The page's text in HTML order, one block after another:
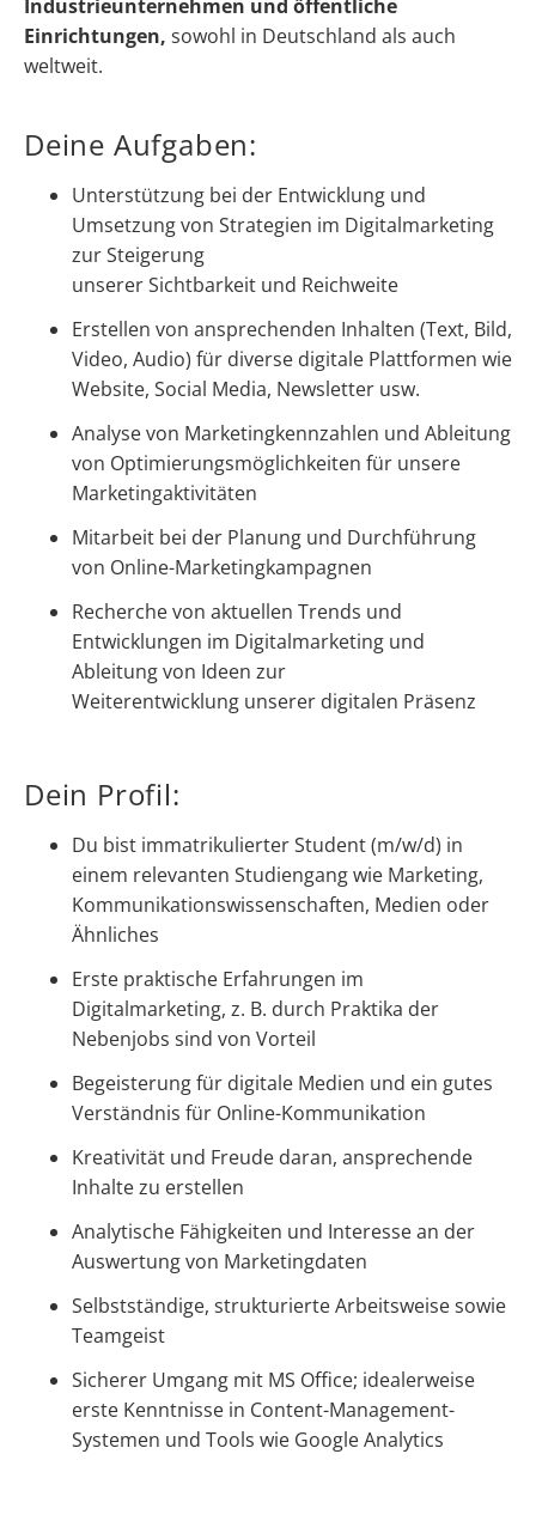
Industrieunternehmen und öffentliche
Einrichtungen, sowohl in Deutschland als auch
weltweit.
Deine Aufgaben:
Unterstützung bei der Entwicklung und
Umsetzung von Strategien im Digitalmarketing
zur Steigerung
unserer Sichtbarkeit und Reichweite
Erstellen von ansprechenden Inhalten (Text, Bild,
Video, Audio) für diverse digitale Plattformen wie
Website, Social Media, Newsletter usw.
Analyse von Marketingkennzahlen und Ableitung
von Optimierungsmöglichkeiten für unsere
Marketingaktivitäten
Mitarbeit bei der Planung und Durchführung
von Online-Marketingkampagnen
Recherche von aktuellen Trends und
Entwicklungen im Digitalmarketing und
Ableitung von Ideen zur
Weiterentwicklung unserer digitalen Präsenz
Dein Profil:
Du bist immatrikulierter Student (m/w/d) in
einem relevanten Studiengang wie Marketing,
Kommunikationswissenschaften, Medien oder
Ähnliches
Erste praktische Erfahrungen im
Digitalmarketing, z. B. durch Praktika der
Nebenjobs sind von Vorteil
Begeisterung für digitale Medien und ein gutes
Verständnis für Online-Kommunikation
Kreativität und Freude daran, ansprechende
Inhalte zu erstellen
Analytische Fähigkeiten und Interesse an der
Auswertung von Marketingdaten
Selbstständige, strukturierte Arbeitsweise sowie
Teamgeist
Sicherer Umgang mit MS Office; idealerweise
erste Kenntnisse in Content-Management-
Systemen und Tools wie Google Analytics